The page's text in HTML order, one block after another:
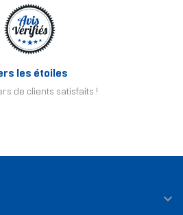
les étoiles
de clients satisfaits !
